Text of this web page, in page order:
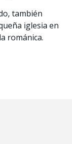
también
iglesia en
románica.